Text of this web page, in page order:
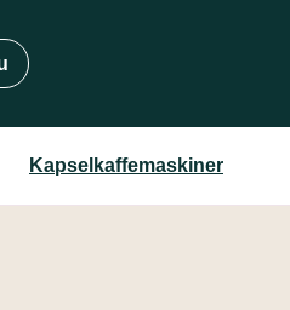
Kapselkaffemaskiner